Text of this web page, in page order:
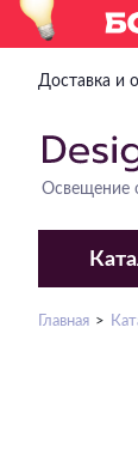
Доставка и
Освещение
Главная